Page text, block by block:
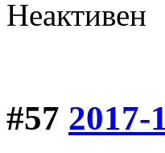
Неактивен
#57 2017-